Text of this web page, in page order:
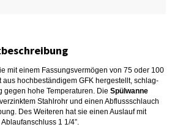
mit einem Fassungsvermögen von 75 oder 100
aus hochbeständigem GFK hergestellt, schlag-
gegen hohe Temperaturen. Die Spülwanne
Stahlrohr und einen Abflussschlauch
Des Weiteren hat sie einen Auslauf mit
1 1/4”.